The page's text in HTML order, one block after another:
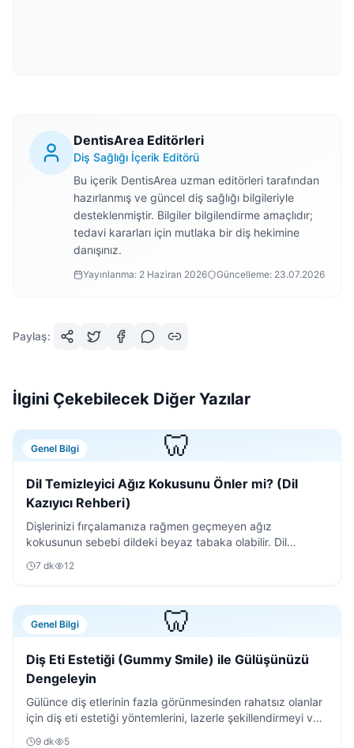
DentisArea Editörleri
Diş Sağlığı İçerik Editörü
Bu içerik DentisArea uzman editörleri tarafından
hazırlanmış ve güncel diş sağlığı bilgileriyle
desteklenmiştir. Bilgiler bilgilendirme amaçlıdır;
tedavi kararları için mutlaka bir diş hekimine
danışınız.
Yayınlanma: 2 Haziran 2026 Güncelleme: 23.07.2026
Paylaş:
İlgini Çekebilecek Diğer Yazılar
🦷
Genel Bilgi
Dil Temizleyici Ağız Kokusunu Önler mi? (Dil
Kazıyıcı Rehberi)
Dişlerinizi fırçalamanıza rağmen geçmeyen ağız
kokusunun sebebi dildeki beyaz tabaka olabilir. Dil
7 dk 12
🦷
Genel Bilgi
Diş Eti Estetiği (Gummy Smile) ile Gülüşünüzü
Dengeleyin
Gülünce diş etlerinin fazla görünmesinden rahatsız olanlar
için diş eti estetiği yöntemlerini, lazerle şekillendirmeyi ve
9 dk 5